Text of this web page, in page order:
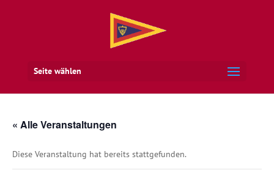
Seite wählen
« Alle Veranstaltungen
Diese Veranstaltung hat bereits stattgefunden.